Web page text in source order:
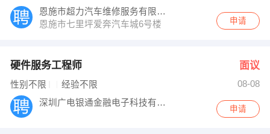
潘先生 发布 [网络营销人员 ] 招聘信息
【重庆普浩信息技术有限公司】 强势入驻
恩施市超力汽车维修服务有限公司
恩施市七里坪爱奔汽车城6号楼
申请
硬件服务工程师 面议
性别不限 经验不限
08-08
深圳广电银通金融电子科技有限公司
申请